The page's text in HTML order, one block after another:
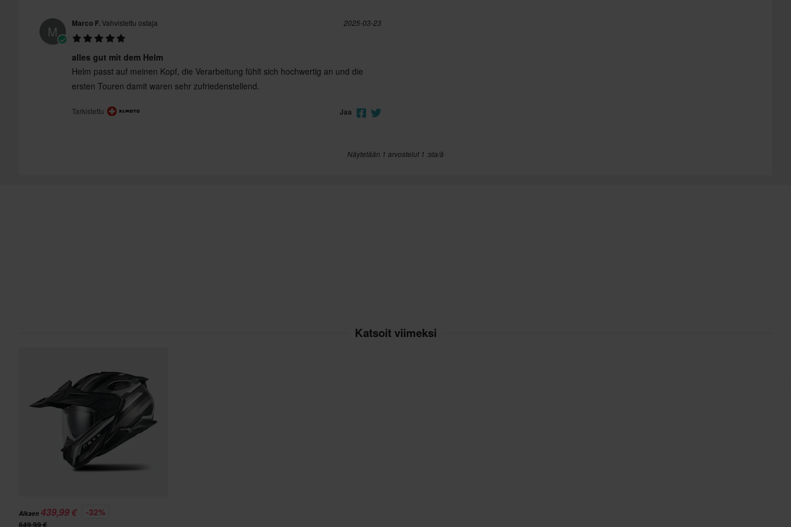
Kiertovoimasuoja
Aurinkovisiiri
Kypärän paino
Sertifiointistandardi DOT, ECE 22.06
315 x 400 x 315 mm
M Marco F.Vahvistettu ostaja 2025-03-23
alles gut mit dem Helm
Helm passt auf meinen Kopf, die Verarbeitung fühlt sich hochwertig an und die
ersten Touren damit waren sehr zufriedenstellend.
Tarkistettu Jaa
Näytetään 1 arvostelut 1 :sta/ä
Katsoit viimeksi
Alkaen 439,99 € -32%
649,99 €